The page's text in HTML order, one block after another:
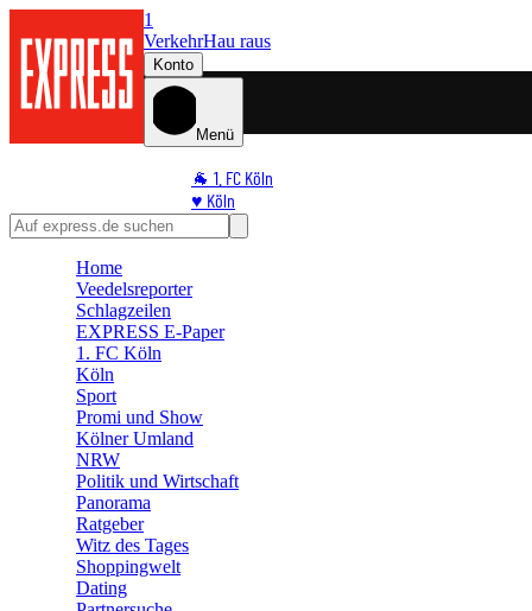
1
VerkehrHau raus
Konto
Menü
🐐 1. FC Köln
♥️ Köln
⭐ Promi
🛒 Shoppingwelt
Home
Veedelsreporter
Schlagzeilen
EXPRESS E-Paper
1. FC Köln
Köln
Sport
Promi und Show
Kölner Umland
NRW
Politik und Wirtschaft
Panorama
Ratgeber
Witz des Tages
Shoppingwelt
Dating